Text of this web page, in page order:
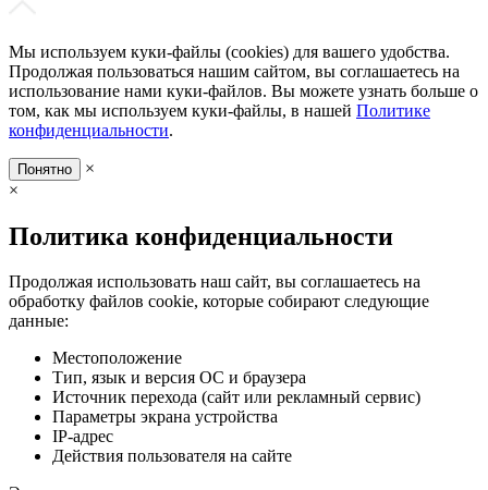
Мы используем куки-файлы (cookies) для вашего удобства.
Продолжая пользоваться нашим сайтом, вы соглашаетесь на
использование нами куки-файлов. Вы можете узнать больше о
том, как мы используем куки-файлы, в нашей Политике
конфиденциальности.
Понятно
×
×
Политика конфиденциальности
Продолжая использовать наш сайт, вы соглашаетесь на
обработку файлов cookie, которые собирают следующие
данные:
Местоположение
Тип, язык и версия ОС и браузера
Источник перехода (сайт или рекламный сервис)
Параметры экрана устройства
IP-адрес
Действия пользователя на сайте